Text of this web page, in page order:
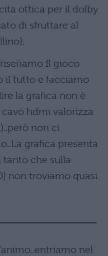
ottica per il dolby
di sfruttare al
Il gioco
il tutto e facciamo
la grafica non è
hdmi valorizza
non ci
grafica presenta
tanto che sulla
non troviamo quasi
nel